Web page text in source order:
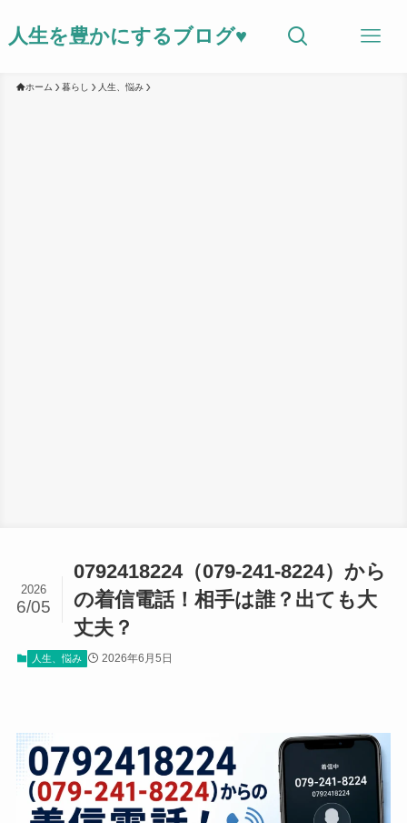
人生を豊かにするブログ♥
ホーム 暮らし 人生、悩み
0792418224（079-241-8224）から
の着信電話！相手は誰？出ても大
丈夫？
2026
6/05
人生、悩み 2026年6月5日